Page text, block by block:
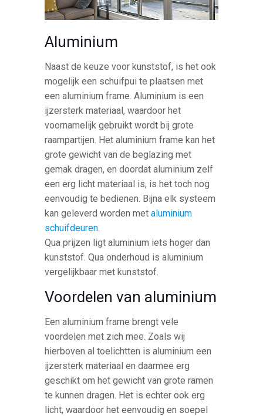
Aluminium
Naast de keuze voor kunststof, is het ook
mogelijk een schuifpui te plaatsen met
een aluminium frame. Aluminium is een
ijzersterk materiaal, waardoor het
voornamelijk gebruikt wordt bij grote
raampartijen. Het aluminium frame kan het
grote gewicht van de beglazing met
gemak dragen, en doordat aluminium zelf
een erg licht materiaal is, is het toch nog
eenvoudig te bedienen. Bijna elk systeem
kan geleverd worden metaluminium
schuifdeuren.
Qua prijzen ligt aluminium iets hoger dan
kunststof. Qua onderhoud is aluminium
vergelijkbaar met kunststof.
Voordelen van aluminium
Een aluminium frame brengt vele
voordelen met zich mee. Zoals wij
hierboven al toelichtten is aluminium een
ijzersterk materiaal en daarmee erg
geschikt om het gewicht van grote ramen
te kunnen dragen. Het is echter ook erg
licht, waardoor het eenvoudig en soepel